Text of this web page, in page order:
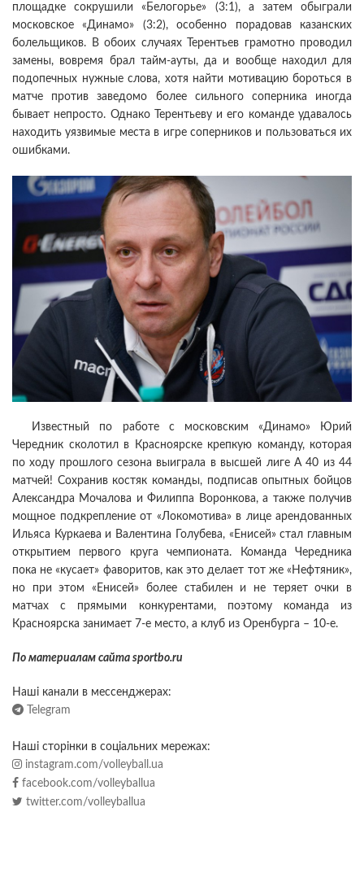
площадке сокрушили «Белогорье» (3:1), а затем обыграли
московское «Динамо» (3:2), особенно порадовав казанских
болельщиков. В обоих случаях Терентьев грамотно проводил
замены, вовремя брал тайм-ауты, да и вообще находил для
подопечных нужные слова, хотя найти мотивацию бороться в
матче против заведомо более сильного соперника иногда
бывает непросто. Однако Терентьеву и его команде удавалось
находить уязвимые места в игре соперников и пользоваться их
ошибками.
Известный по работе с московским «Динамо» Юрий
Чередник сколотил в Красноярске крепкую команду, которая
по ходу прошлого сезона выиграла в высшей лиге А 40 из 44
матчей! Сохранив костяк команды, подписав опытных бойцов
Александра Мочалова и Филиппа Воронкова, а также получив
мощное подкрепление от «Локомотива» в лице арендованных
Ильяса Куркаева и Валентина Голубева, «Енисей» стал главным
открытием первого круга чемпионата. Команда Чередника
пока не «кусает» фаворитов, как это делает тот же «Нефтяник»,
но при этом «Енисей» более стабилен и не теряет очки в
матчах с прямыми конкурентами, поэтому команда из
Красноярска занимает 7-е место, а клуб из Оренбурга – 10-е.
По материалам сайта sportbo.ru
Наші канали в мессенджерах:
Telegram
Наші сторінки в соціальних мережах:
instagram.com/volleyball.ua
facebook.com/volleyballua
twitter.com/volleyballua